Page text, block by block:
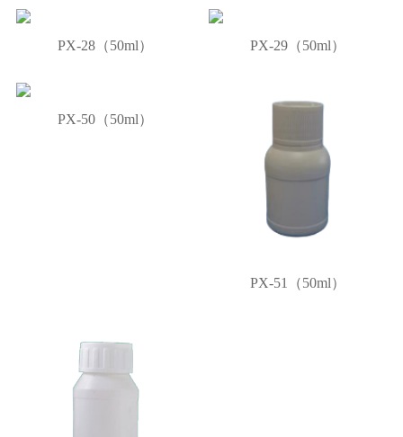
PX-28（50ml） PX-29（50ml）
PX-50（50ml）
PX-51（50ml）